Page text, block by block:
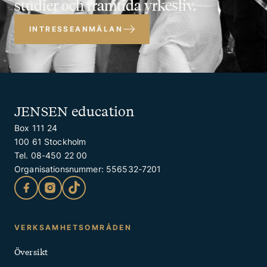
studier och framtida yrkesliv.
INTRESSEANMÄLAN
JENSEN education
Box 111 24
100 61 Stockholm
Tel. 08-450 22 00
Organisationsnummer: 556532-7201
Kontakt
Snabblänkar
VERKSAMHETSOMRÅDEN
Översikt